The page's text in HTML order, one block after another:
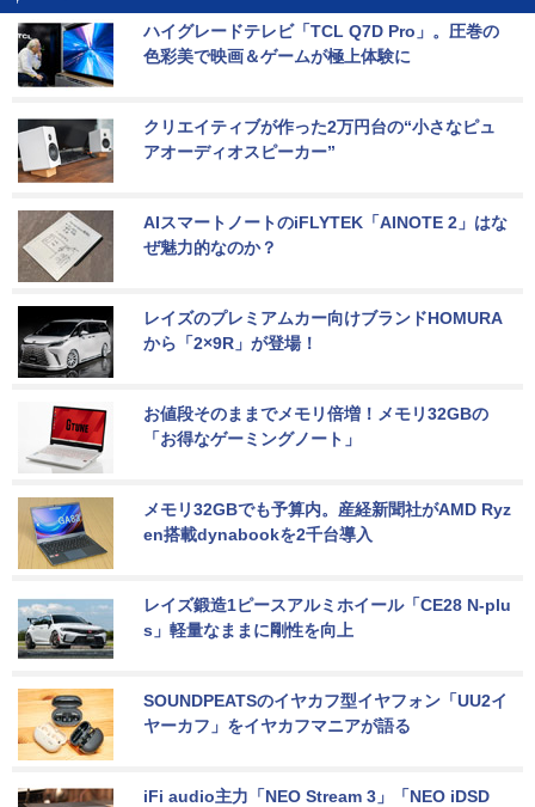
ハイグレードテレビ「TCL Q7D Pro」。圧巻の
色彩美で映画＆ゲームが極上体験に
クリエイティブが作った2万円台の“小さなピュ
アオーディオスピーカー”
AIスマートノートのiFLYTEK「AINOTE 2」はな
ぜ魅力的なのか？
レイズのプレミアムカー向けブランドHOMURA
から「2×9R」が登場！
お値段そのままでメモリ倍増！メモリ32GBの
「お得なゲーミングノート」
メモリ32GBでも予算内。産経新聞社がAMD Ryz
en搭載dynabookを2千台導入
レイズ鍛造1ピースアルミホイール「CE28 N-plu
s」軽量なままに剛性を向上
SOUNDPEATSのイヤカフ型イヤフォン「UU2イ
ヤーカフ」をイヤカフマニアが語る
iFi audio主力「NEO Stream 3」「NEO iDSD